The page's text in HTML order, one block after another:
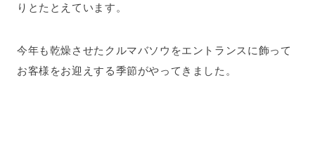
りとたとえています。
今年も乾燥させたクルマバソウをエントランスに飾って
お客様をお迎えする季節がやってきました。